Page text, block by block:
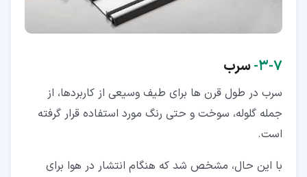
۷‏-‏۳‏- سرب
سرب در طول قرن ها برای طیف وسیعی از کاربردها، از
جمله گلوله، سوخت و حتی رنگ مورد استفاده قرار گرفته
است.
با این حال، مشخص شد که هنگام انتشار در هوا برای